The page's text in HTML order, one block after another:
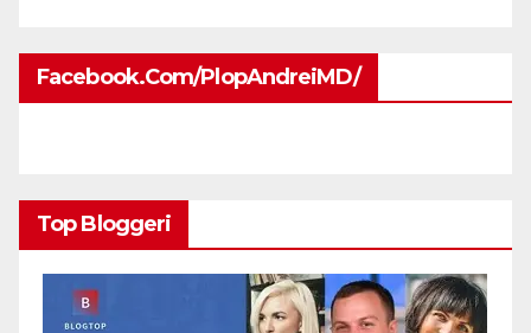
Facebook.com/PlopAndreiMD/
Top Bloggeri